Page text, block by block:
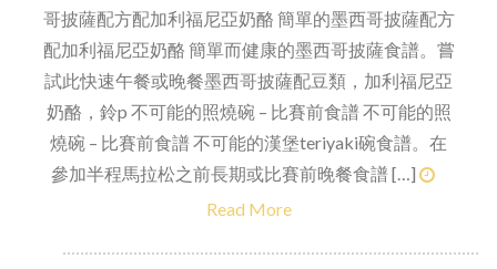
哥披薩配方配加利福尼亞奶酪 簡單的墨西哥披薩配方
配加利福尼亞奶酪 簡單而健康的墨西哥披薩食譜。嘗
試此快速午餐或晚餐墨西哥披薩配豆類，加利福尼亞
奶酪，鈴p 不可能的照燒碗 – 比賽前食譜 不可能的照
燒碗 – 比賽前食譜 不可能的漢堡teriyaki碗食譜。在
參加半程馬拉松之前長期或比賽前晚餐食譜 […]
Read More